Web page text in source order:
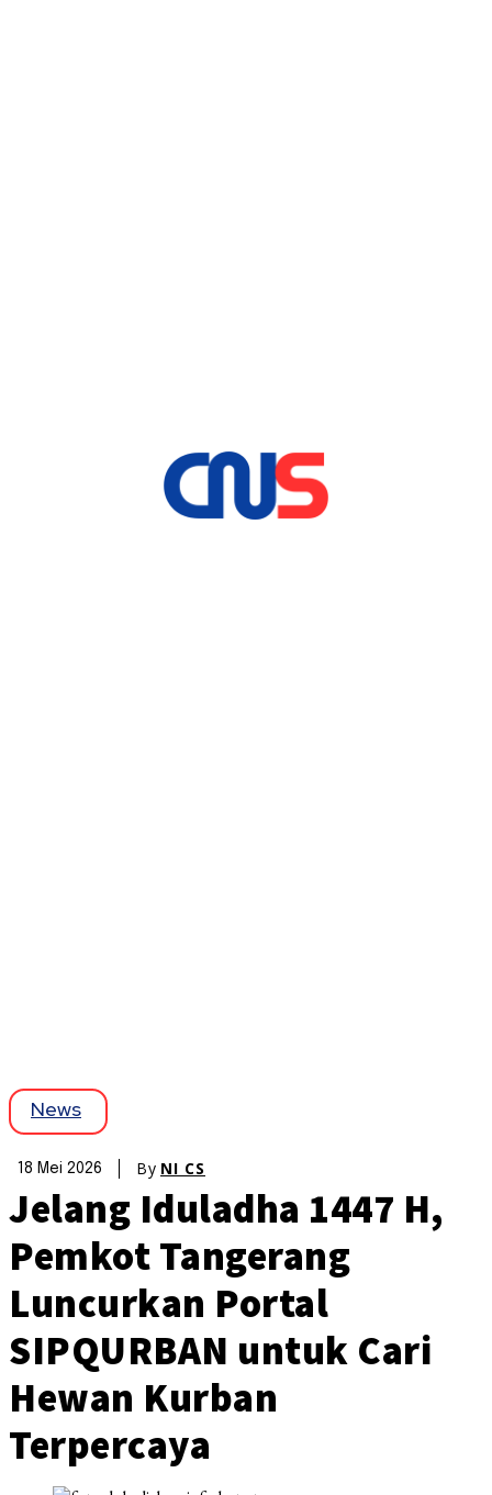
News
18 Mei 2026 By NI CS
Jelang Iduladha 1447 H,
Pemkot Tangerang
Luncurkan Portal
SIPQURBAN untuk Cari
Hewan Kurban
Terpercaya